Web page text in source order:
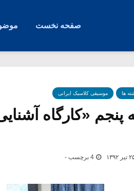
صفحه نخست
ها موسیقی کلاسیک ایرانی
«کارگاه آشنایی
۱۳۹۲ 4 برچسب -